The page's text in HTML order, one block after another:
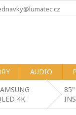
AUDIO
4K